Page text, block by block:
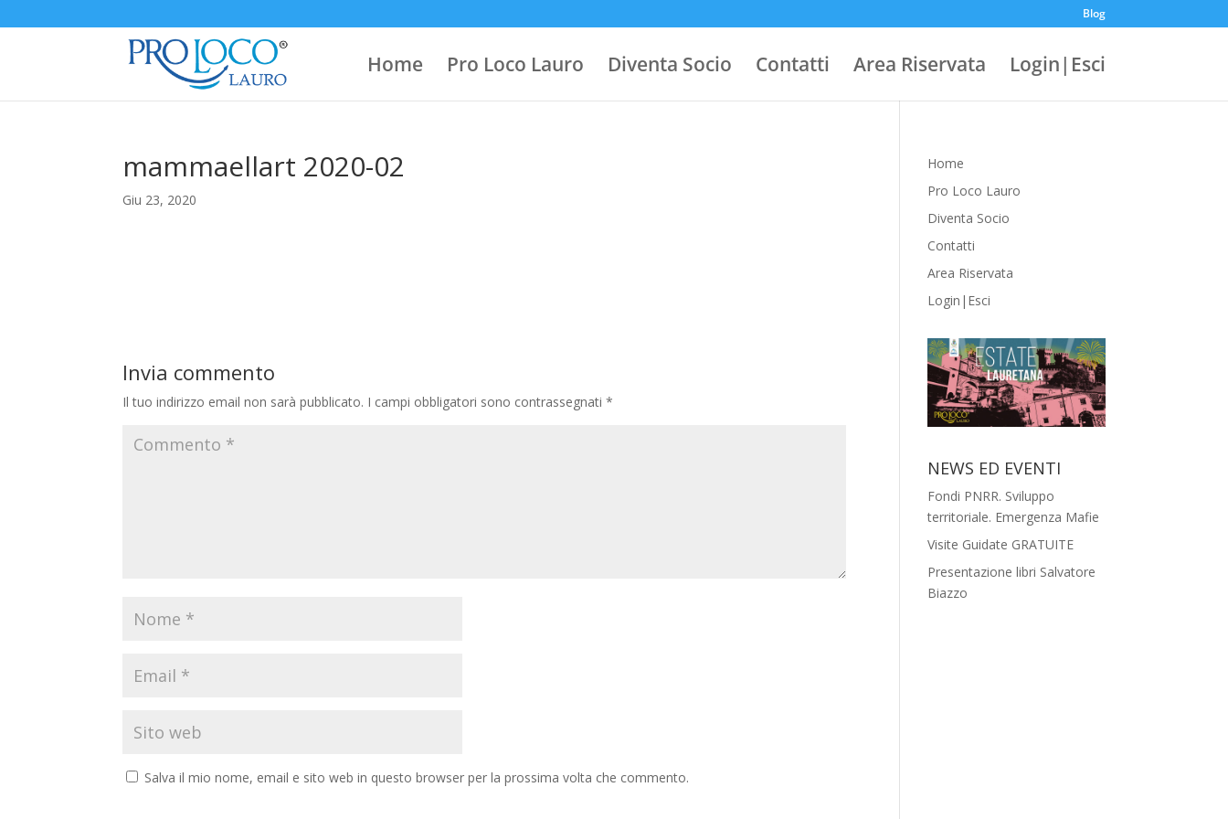
Blog
Home Pro Loco Lauro Diventa Socio Contatti Area Riservata Login|Esci
mammaellart 2020-02
Giu 23, 2020
Invia commento
Il tuo indirizzo email non sarà pubblicato. I campi obbligatori sono contrassegnati*
Salva il mio nome, email e sito web in questo browser per la prossima volta che commento.
Home
Pro Loco Lauro
Diventa Socio
Contatti
Area Riservata
Login|Esci
NEWS ED EVENTI
Fondi PNRR. Sviluppo
territoriale. Emergenza Mafie
Visite Guidate GRATUITE
Presentazione libri Salvatore
Biazzo